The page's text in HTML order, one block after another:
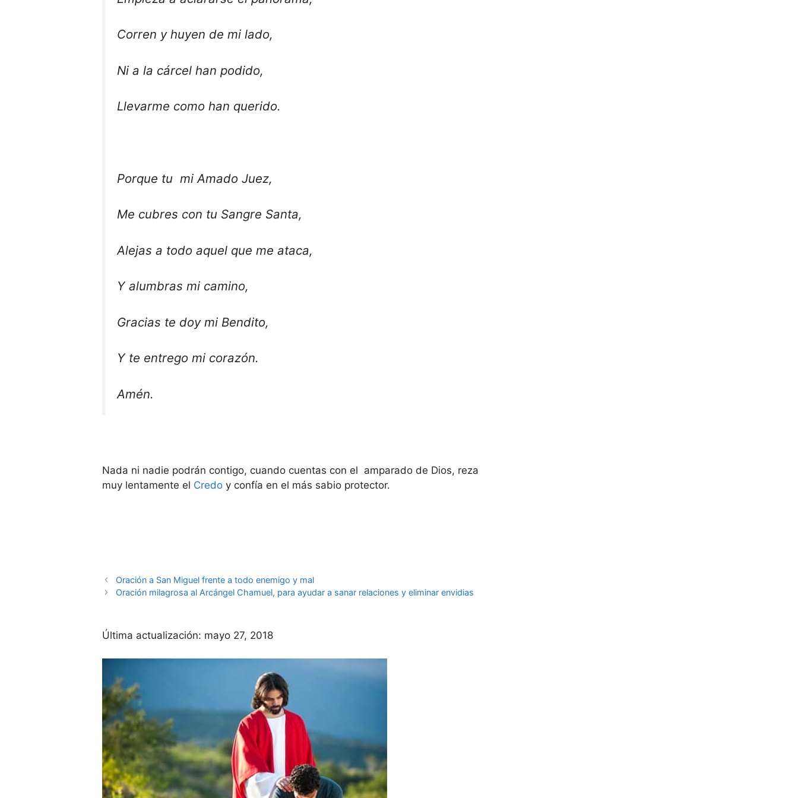
Corren y huyen de mi lado,
Ni a la cárcel han podido,
Llevarme como han querido.
Porque tu mi Amado Juez,
Me cubres con tu Sangre Santa,
Alejas a todo aquel que me ataca,
Y alumbras mi camino,
Gracias te doy mi Bendito,
Y te entrego mi corazón.
Amén.
Nada ni nadie podrán contigo, cuando cuentas con el amparado de Dios, reza
muy lentamente el Credo y confía en el más sabio protector.
Oración a San Miguel frente a todo enemigo y mal
Oración milagrosa al Arcángel Chamuel, para ayudar a sanar relaciones y eliminar envidias
Última actualización: mayo 27, 2018